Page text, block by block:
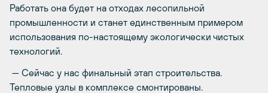
Работать она будет на отходах лесопильной
промышленности и станет единственным примером
использования по-настоящему экологически чистых
технологий.
— Сейчас у нас финальный этап строительства.
Тепловые узлы в комплексе смонтированы.